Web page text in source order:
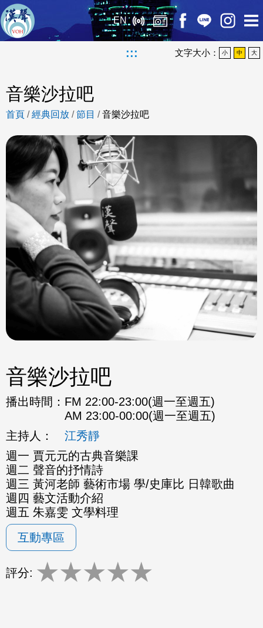
EN
::: 文字大小： 小 中 大
音樂沙拉吧
首頁 /經典回放 /節目 /音樂沙拉吧
音樂沙拉吧
播出時間： FM 22:00-23:00(週一至週五)
AM 23:00-00:00(週一至週五)
主持人：
江秀靜
週一 賈元元的古典音樂課
週二 聲音的抒情詩
週三 黃河老師 藝術市場 學/史庫比 日韓歌曲
週四 藝文活動介紹
週五 朱嘉雯 文學料理
互動專區
評分: ★★★★★